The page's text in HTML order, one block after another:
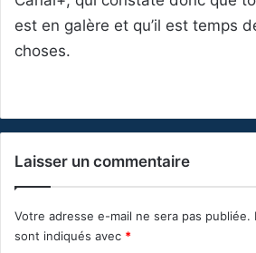
est en galère et qu’il est temps
choses.
Laisser un commentaire
Votre adresse e-mail ne sera pas publiée.
sont indiqués avec *